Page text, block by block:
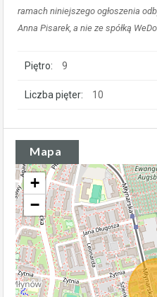
ramach niniejszego ogłoszenia
Anna Pisarek, a nie ze spółką
Piętro: 9
Liczba pięter: 10
Mapa
+
−